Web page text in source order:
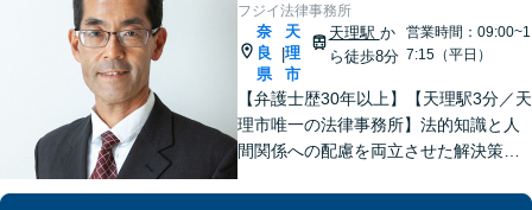
フジイ法律事務所
奈
良
県
|
天
理
市
天理駅 か
ら徒歩8分
営業時間：09:00~1
7:15（平日）
【弁護士歴30年以上】【天理駅3分／天
理市唯一の法律事務所】法的知識と人
間関係への配慮を両立させた解決策を